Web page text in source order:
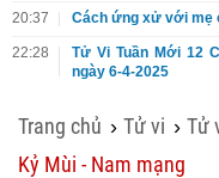
20:37
Cách ứng xử với mẹ
22:28
Tử Vi Tuần Mới 12
ngày 6-4-2025
Trang chủ › Tử vi › Tử
Kỷ Mùi - Nam mạng